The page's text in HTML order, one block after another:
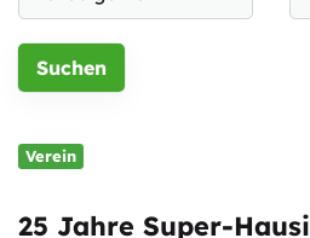
Verein
25 Jahre Super-Hausi